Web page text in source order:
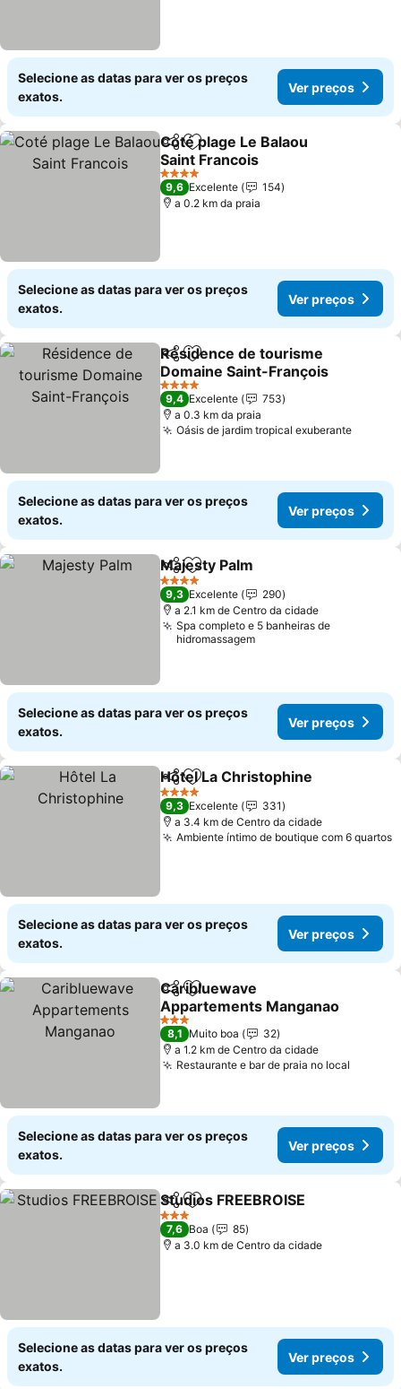
Selecione as datas para ver os preços
exatos.
Ver preços
PartilharAdicionar aos favoritos
Coté plage Le Balaou
Saint Francois
4 Estrelas
9,6 Excelente
154
a 0.2 km da praia
Selecione as datas para ver os preços
exatos.
Ver preços
PartilharAdicionar aos favoritos
Résidence de tourisme
Domaine Saint-François
4 Estrelas
9,4 Excelente
753
a 0.3 km da praia
Oásis de jardim tropical exuberante
Selecione as datas para ver os preços
exatos.
Ver preços
PartilharAdicionar aos favoritos
Majesty Palm
4 Estrelas
9,3 Excelente
290
a 2.1 km de Centro da cidade
Spa completo e 5 banheiras de
hidromassagem
Selecione as datas para ver os preços
exatos.
Ver preços
PartilharAdicionar aos favoritos
Hôtel La Christophine
4 Estrelas
9,3 Excelente
331
a 3.4 km de Centro da cidade
Ambiente íntimo de boutique com 6 quartos
Selecione as datas para ver os preços
exatos.
Ver preços
PartilharAdicionar aos favoritos
Caribluewave
Appartements Manganao
3 Estrelas
8,1 Muito boa
32
a 1.2 km de Centro da cidade
Restaurante e bar de praia no local
Selecione as datas para ver os preços
exatos.
Ver preços
PartilharAdicionar aos favoritos
Studios FREEBROISE
3 Estrelas
7,6 Boa
85
a 3.0 km de Centro da cidade
Selecione as datas para ver os preços
exatos.
Ver preços